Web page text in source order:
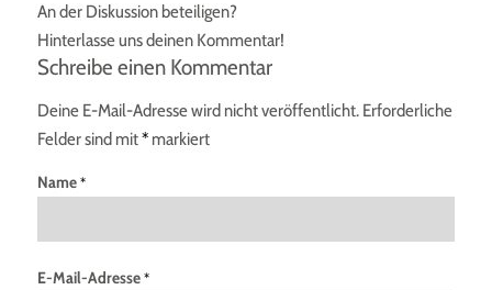
An der Diskussion beteiligen?
Hinterlasse uns deinen Kommentar!
Schreibe einen Kommentar
Deine E-Mail-Adresse wird nicht veröffentlicht. Erforderliche
Felder sind mit*markiert
Name*
E-Mail-Adresse*